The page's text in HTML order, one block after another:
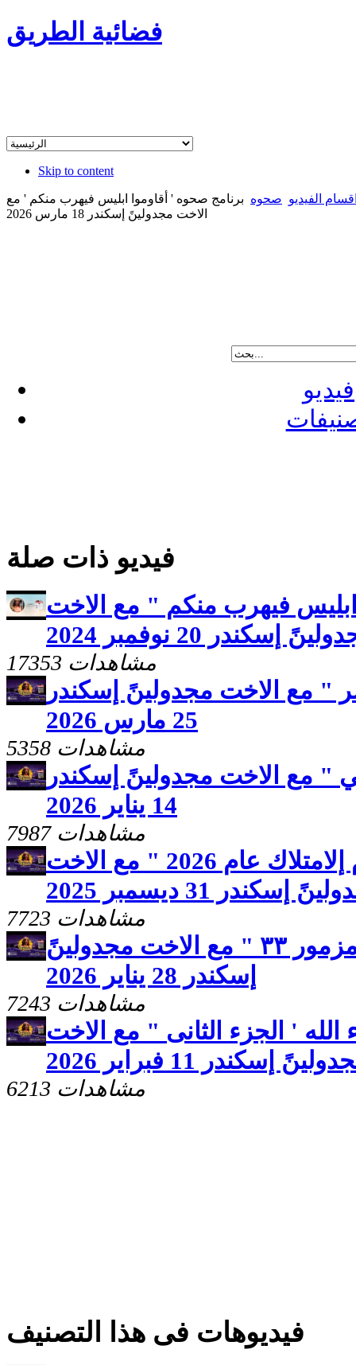
فضائية الطريق
Skip to content
الفيديو صحوه برنامج صحوه ' أقاوموا ابليس فيهرب منكم ' مع
الاخت مجدولينً إسكندر 18 مارس 2026
فيديو
فيديو ذات صلة
فيهرب منكم " مع الاخت
إسكندر 20 نوفمبر 2024
17353 مشاهدات
" مع الاخت مجدولينً إسكندر
25 مارس 2026
5358 مشاهدات
" مع الاخت مجدولينً إسكندر
14 يناير 2026
7987 مشاهدات
برنامج صحوه " عام إلامتلاك عام 2026 " مع الاخت
إسكندر 31 ديسمبر 2025
7723 مشاهدات
برنامج صحوه " تأمل من مزمور ٣٣ " مع الاخت مجدولينً
إسكندر 28 يناير 2026
7243 مشاهدات
' الجزء الثانى " مع الاخت
إسكندر 11 فبراير 2026
6213 مشاهدات
فيديوهات فى هذا التصنيف